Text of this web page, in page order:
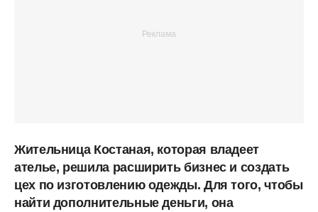
Жительница Костаная, которая владеет
ателье, решила расширить бизнес и создать
цех по изготовлению одежды. Для того, чтобы
найти дополнительные деньги, она